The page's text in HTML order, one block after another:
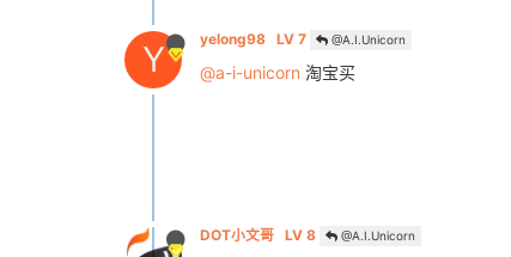
Y yelong98 LV 7 @A.I.Unicorn
@a-i-unicorn 淘宝买
DOT小文哥 LV 8 @A.I.Unicorn